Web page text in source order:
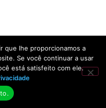
que lhe proporcionamos a
Se você continuar a usar
está satisfeito com ele.